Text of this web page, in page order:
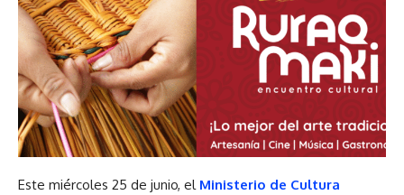
Este miércoles 25 de junio, el Ministerio de Cultura